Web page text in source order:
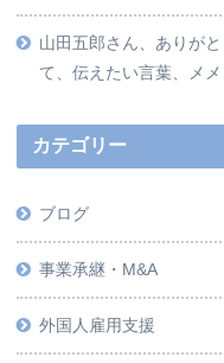
山田五郎さん、ありが
て、伝えたい言葉、メメ
カテゴリー
ブログ
事業承継・M&A
外国人雇用支援